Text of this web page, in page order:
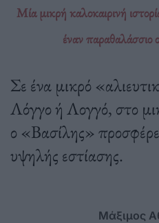
Μία μικρή καλοκαιρινή
έναν
Σε ένα μικρό
Λόγγο ή Λογγό, στο
ο «Βασίλης»
υψηλής εστίασης.
Μάξιμος